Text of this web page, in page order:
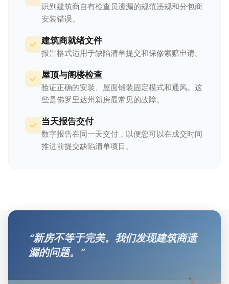
识别建筑商自有检查员遗漏的规范违规和分包商
安装错误。
建筑商就绪文件
报告格式适用于缺陷清单提交和保修索赔申请。
屋顶与阁楼检查
验证正确的安装、屋面铺装固定模式和通风。这
些是佛罗里达州新房最常见的故障。
当天报告交付
数字报告在同一天交付，以便您可以在成交时间
推进前提交缺陷清单项目。
“新房不等于完美。我们发现建筑商遗
漏的问题。 ”